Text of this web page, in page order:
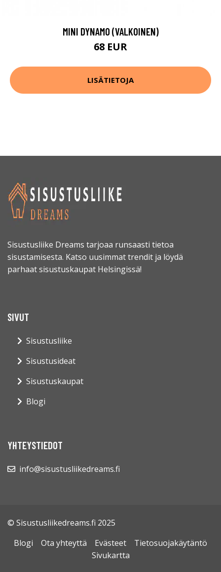
MINI DYNAMO (VALKOINEN)
68 EUR
LISÄTIETOJA
Sisustusliike Dreams tarjoaa runsaasti tietoa
sisustamisesta. Katso uusimmat trendit ja löydä
parhaat sisustuskaupat Helsingissä!
SIVUT
Sisustusliike
Sisustusideat
Sisustuskaupat
Blogi
YHTEYSTIEDOT
info@sisustusliikedreams.fi
© Sisustusliikedreams.fi 2025
Blogi
Ota yhteyttä Evästeet
Tietosuojakäytäntö
Sivukartta